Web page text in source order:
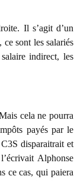
Il s’agit d’un
ce sont les salariés
indirect, les
cela ne pourra
payés par le
disparaitrait et
Alphonse
ce cas, qui paiera